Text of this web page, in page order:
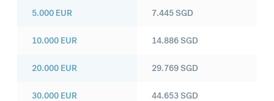
5.000 EUR
10.000 EUR
20.000 EUR
30.000 EUR
7.445SGD
14.886SGD
29.769SGD
44.653SGD